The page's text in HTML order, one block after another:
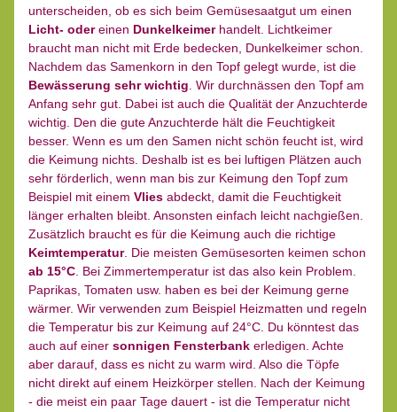
Licht- oder einen Dunkelkeimer handelt. Lichtkeimer
braucht man nicht mit Erde bedecken, Dunkelkeimer schon.
Bewässerung sehr wichtig . Wir durchnässen den Topf am
Anfang sehr gut. Dabei ist auch die Qualität der Anzuchterde
wichtig. Den die gute Anzuchterde hält die Feuchtigkeit
besser. Wenn es um den Samen nicht schön feucht ist, wird
die Keimung nichts. Deshalb ist es bei luftigen Plätzen auch
sehr förderlich, wenn man bis zur Keimung den Topf zum
Beispiel mit einem Vlies abdeckt, damit die Feuchtigkeit
länger erhalten bleibt. Ansonsten einfach leicht nachgießen.
Keimtemperatur. Die meisten Gemüsesorten keimen schon
ab 15°C . Bei Zimmertemperatur ist das also kein Problem.
Paprikas, Tomaten usw. haben es bei der Keimung gerne
wärmer. Wir verwenden zum Beispiel Heizmatten und regeln
die Temperatur bis zur Keimung auf 24°C. Du könntest das
auch auf einer sonnigen Fensterbank erledigen. Achte
aber darauf, dass es nicht zu warm wird. Also die Töpfe
nicht direkt auf einem Heizkörper stellen. Nach der Keimung
- die meist ein paar Tage dauert - ist die Temperatur nicht